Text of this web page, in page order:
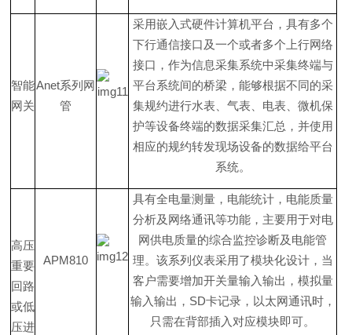
智能
网关
Anet系列网
管
采用嵌入式硬件计算机平台，具有多个
下行通信接口及一个或者多个上行网络
接口，作为信息采集系统中采集终端与
平台系统间的桥梁，能够根据不同的采
集规约进行水表、气表、电表、微机保
护等设备终端的数据采集汇总，并使用
相应的规约转发现场设备的数据给平台
系统。
高压
重要
回路
或低
压进
APM810
具有全电量测量，电能统计，电能质量
分析及网络通讯等功能，主要用于对电
网供电质量的综合监控诊断及电能管
理。该系列仪表采用了模块化设计，当
客户需要增加开关量输入输出，模拟量
输入输出 ， SD卡记录，以太网通讯时，
只需在背部插入对应模块即可。